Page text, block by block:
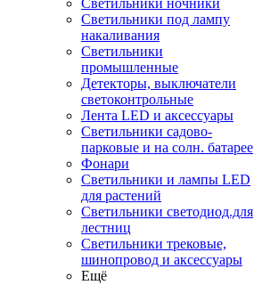
Светильники ночники
Светильники под лампу
накаливания
Светильники
промышленные
Детекторы, выключатели
светоконтрольные
Лента LED и аксессуары
Светильники садово-
парковые и на солн. батарее
Фонари
Светильники и лампы LED
для растений
Светильники светодиод.для
лестниц
Светильники трековые,
шинопровод и аксессуары
Ещё